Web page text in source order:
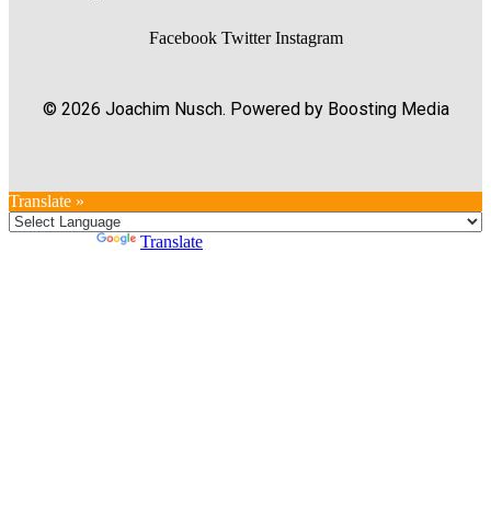
Facebook Twitter Instagram
© 2026 Joachim Nusch. Powered by Boosting Media
Translate »
Translate